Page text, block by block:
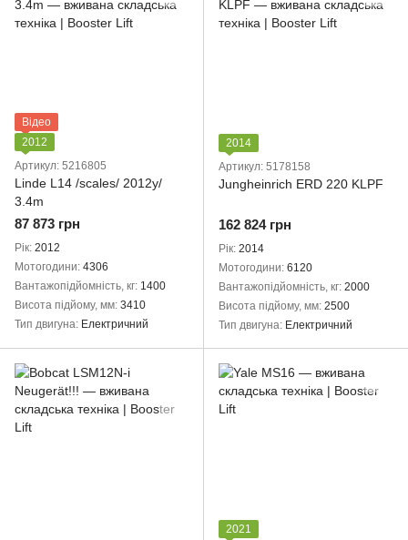
Відео
2012
Артикул: 5216805
Linde L14 /scales/ 2012y/
3.4m
87 873 грн
Рік 2012
Мотогодини 4306
Вантажопідйомність, кг 1400
Висота підйому, мм 3410
Тип двигуна Електричний
2014
Артикул: 5178158
Jungheinrich ERD 220 KLPF
162 824 грн
Рік 2014
Мотогодини 6120
Вантажопідйомність, кг 2000
Висота підйому, мм 2500
Тип двигуна Електричний
2021